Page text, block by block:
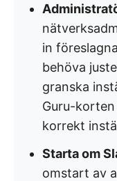
in
behöva
granska
Guru-
korrekt
Starta om
omstart av